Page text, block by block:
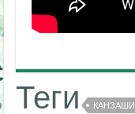
Теги КАНЗАШИ